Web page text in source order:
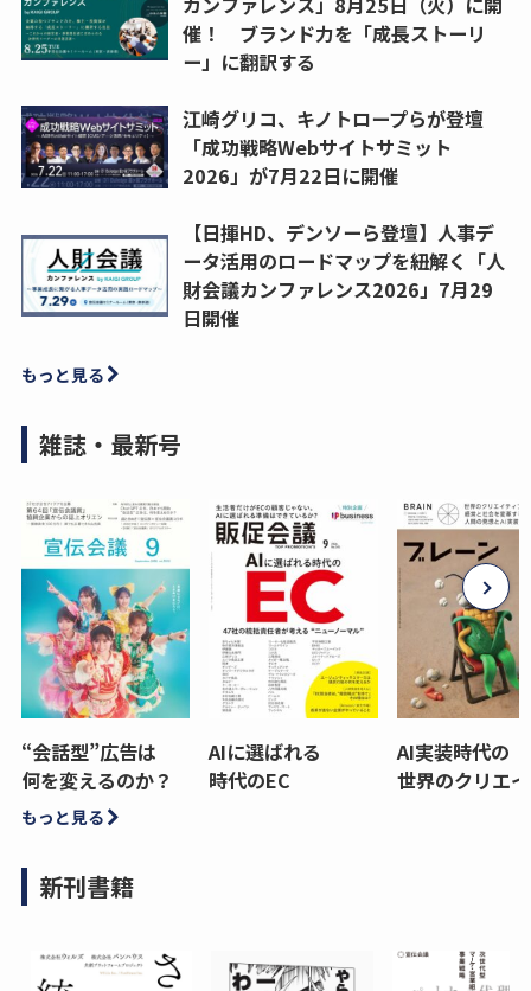
催！ ブランド力を「成長ストーリ
ー」に翻訳する
江崎グリコ、キノトロープらが登壇
「成功戦略Webサイトサミット
2026」が7月22日に開催
【日揮HD、デンソーら登壇】人事デ
ータ活用のロードマップを紐解く「人
財会議カンファレンス2026」7月29
日開催
もっと見る
雑誌・最新号
“会話型”広告は
何を変えるのか？
AIに選ばれる
時代のEC
AI実装時代の
世界のクリエ
もっと見る
新刊書籍